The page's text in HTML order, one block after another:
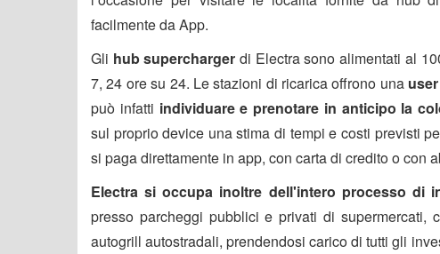
facilmente da App.
Gli hub supercharger di Electra sono alimentati al
7, 24 ore su 24. Le stazioni di ricarica offrono una user
può infatti individuare e prenotare in anticipo la
sul proprio device una stima di tempi e costi previsti
si paga direttamente in app, con carta di credito o con
Electra si occupa inoltre dell'intero processo di
presso parcheggi pubblici e privati di supermercati,
autogrill autostradali, prendendosi carico di tutti gli